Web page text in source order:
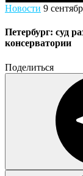
Новости 9
Петербург: суд
консерватории
Поделиться